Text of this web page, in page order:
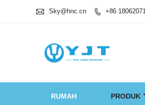
 Sky@hnc.cn  +86
RUMAH PRODUK